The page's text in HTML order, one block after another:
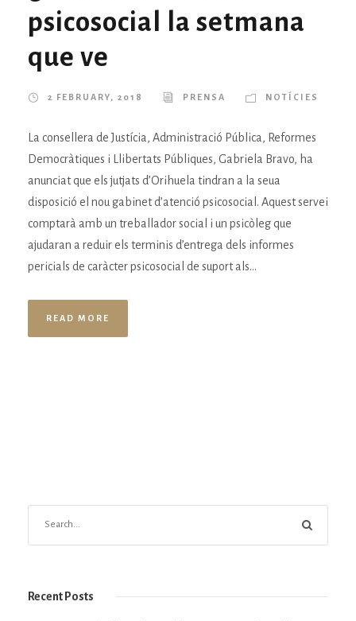
psicosocial la setmana
que ve
2 FEBRUARY, 2018 PRENSA NOTÍCIES
La consellera de Justícia, Administració Pública, Reformes
Democràtiques i Llibertats Públiques, Gabriela Bravo, ha
anunciat que els jutjats d’Orihuela tindran a la seua
disposició el nou gabinet d’atenció psicosocial. Aquest servei
comptarà amb un treballador social i un psicòleg que
ajudaran a reduir els terminis d’entrega dels informes
pericials de caràcter psicosocial de suport als...
READ MORE
Recent Posts